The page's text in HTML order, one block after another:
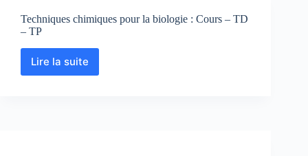
Techniques chimiques pour la biologie : Cours – TD
– TP
Lire la suite
Techniques